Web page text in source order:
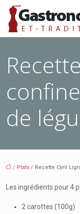
de
/ Plats / Recette Cyril
Les ingrédients pour 4
2 carottes (100g)